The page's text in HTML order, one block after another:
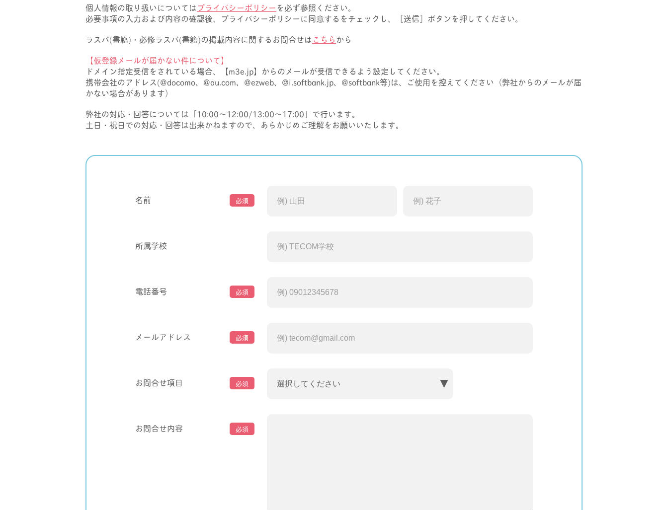
個人情報の取り扱いについてはプライバシーポリシー を必ず参照ください。
必要事項の入力および内容の確認後、プライバシーポリシーに同意するをチェックし、［送信］ボタンを押してください。
ラスパ(書籍)・必修ラスパ(書籍)の掲載内容に関するお問合せはこちら から
【仮登録メールが届かない件について】
ドメイン指定受信をされている場合、【m3e.jp】からのメールが受信できるよう設定してください。
携帯会社のアドレス(@docomo、@au.com、@ezweb、@i.softbank.jp、@softbank等)は、ご使用を控えてください（弊社からのメールが届
かない場合があります）
弊社の対応・回答については「10:00～12:00/13:00～17:00」で行います。
土日・祝日での対応・回答は出来かねますので、あらかじめご理解をお願いいたします。
名前 必須
所属学校
電話番号 必須
メールアドレス 必須
お問合せ項目 必須
お問合せ内容 必須